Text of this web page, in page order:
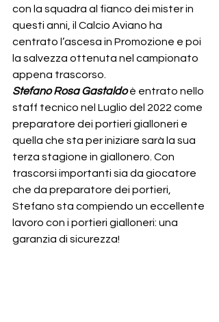
con la squadra al fianco dei mister in
questi anni, il Calcio Aviano ha
centrato l’ascesa in Promozione e poi
la salvezza ottenuta nel campionato
appena trascorso.
Stefano Rosa Gastaldo è entrato nello
staff tecnico nel Luglio del 2022 come
preparatore dei portieri gialloneri e
quella che sta per iniziare sarà la sua
terza stagione in giallonero. Con
trascorsi importanti sia da giocatore
che da preparatore dei portieri,
Stefano sta compiendo un eccellente
lavoro con i portieri gialloneri: una
garanzia di sicurezza!